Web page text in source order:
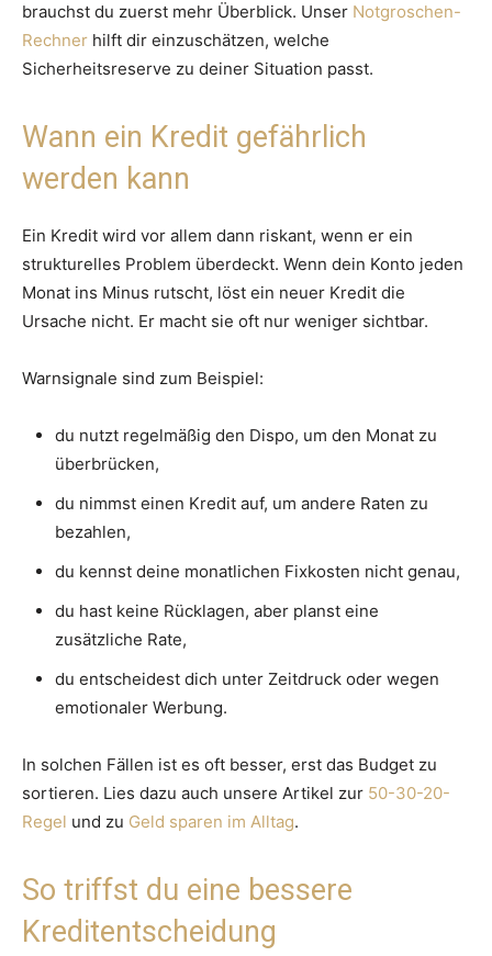
brauchst du zuerst mehr Überblick. Unser Notgroschen-
Rechner hilft dir einzuschätzen, welche
Sicherheitsreserve zu deiner Situation passt.
Wann ein Kredit gefährlich
werden kann
Ein Kredit wird vor allem dann riskant, wenn er ein
strukturelles Problem überdeckt. Wenn dein Konto jeden
Monat ins Minus rutscht, löst ein neuer Kredit die
Ursache nicht. Er macht sie oft nur weniger sichtbar.
Warnsignale sind zum Beispiel:
du nutzt regelmäßig den Dispo, um den Monat zu
überbrücken,
du nimmst einen Kredit auf, um andere Raten zu
bezahlen,
du kennst deine monatlichen Fixkosten nicht genau,
du hast keine Rücklagen, aber planst eine
zusätzliche Rate,
du entscheidest dich unter Zeitdruck oder wegen
emotionaler Werbung.
In solchen Fällen ist es oft besser, erst das Budget zu
sortieren. Lies dazu auch unsere Artikel zur 50-30-20-
Regel und zu Geld sparen im Alltag.
So triffst du eine bessere
Kreditentscheidung